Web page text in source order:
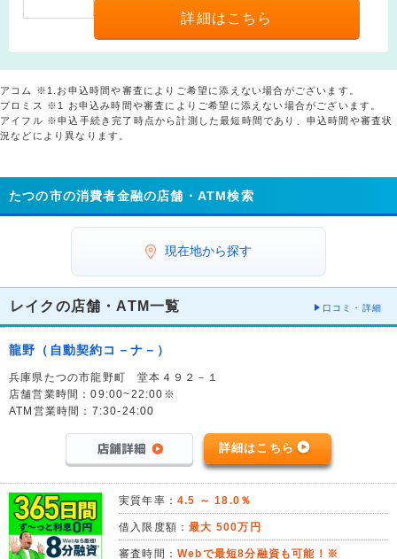
詳細はこちら
アコム ※1.お申込時間や審査によりご希望に添えない場合がございます。
プロミス ※1 お申込み時間や審査によりご希望に添えない場合がございます。
アイフル ※申込手続き完了時点から計測した最短時間であり、申込時間や審査状
況などにより異なります。
たつの市の消費者金融の店舗・ATM検索
現在地から探す
レイクの店舗・ATM一覧 口コミ・詳細
龍野（自動契約コ－ナ－）
兵庫県たつの市龍野町 堂本４９２－１
店舗営業時間：09:00~22:00※
ATM営業時間：7:30-24:00
詳細はこちら
実質年率： 4.5 ～ 18.0％
借入限度額：最大 500万円
審査時間： Webで最短8分融資も可能！※